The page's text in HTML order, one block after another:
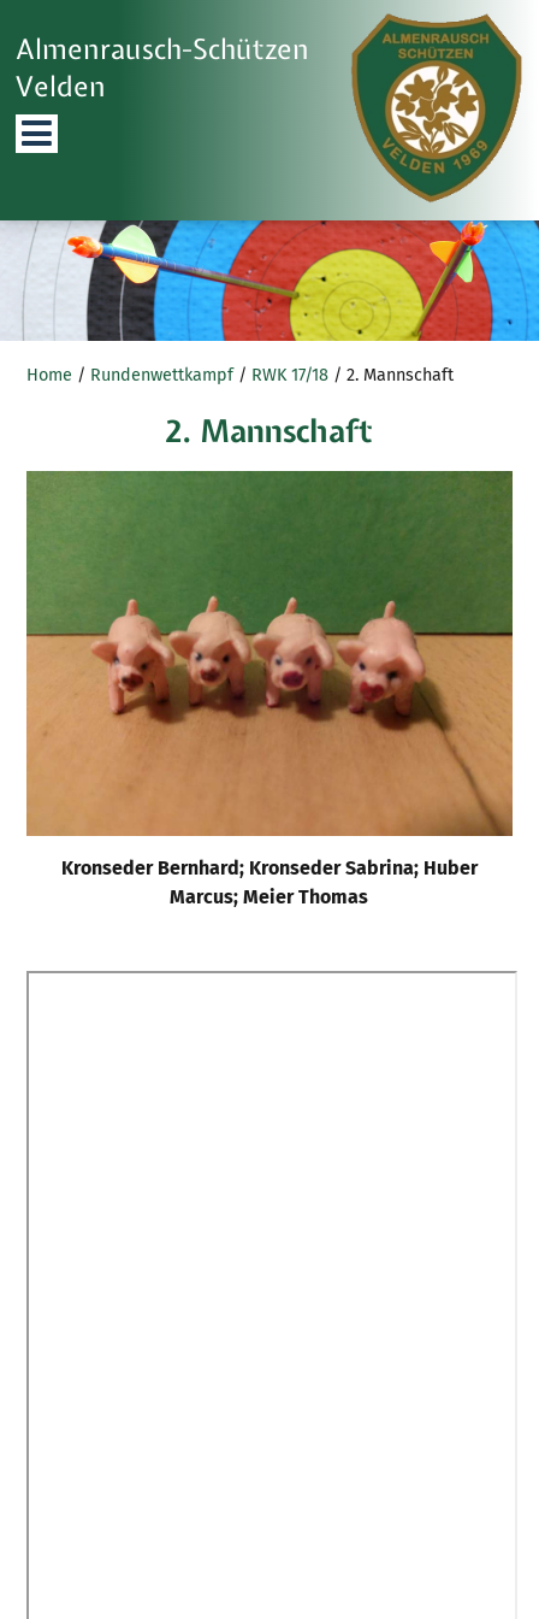
Almenrausch-Schützen
Velden

Home / Rundenwettkampf/ RWK 17/18 / 2. Mannschaft
2. Mannschaft
Kronseder Bernhard; Kronseder Sabrina; Huber
Marcus; Meier Thomas